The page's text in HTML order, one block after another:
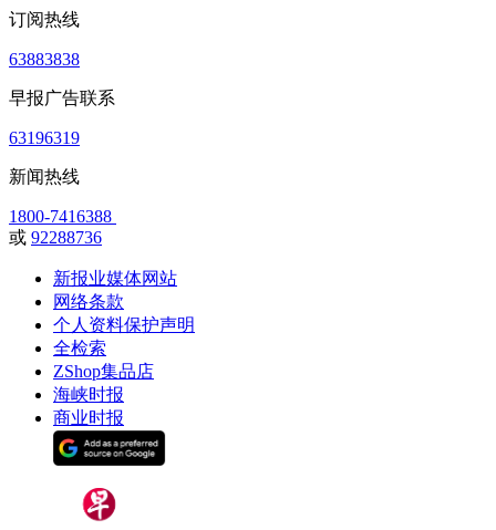
订阅热线
63883838
早报广告联系
63196319
新闻热线
1800-7416388
或 92288736
新报业媒体网站
网络条款
个人资料保护声明
全检索
ZShop集品店
海峡时报
商业时报